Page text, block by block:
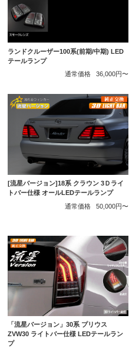
ランドクルーザー100系(前期/中期) LED
テールランプ
通常価格
36,000円〜
[流星バージョン]18系 クラウン 3Ｄライ
トバー仕様 オールLEDテールランプ
通常価格
50,000円〜
「流星バージョン」30系 プリウス
ZVW30 ライトバー仕様 LEDテールラン
プ